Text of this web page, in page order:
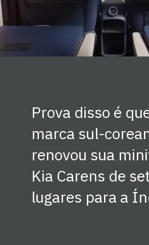
Prova disso é
marca sul-
renovou sua
Kia Carens de